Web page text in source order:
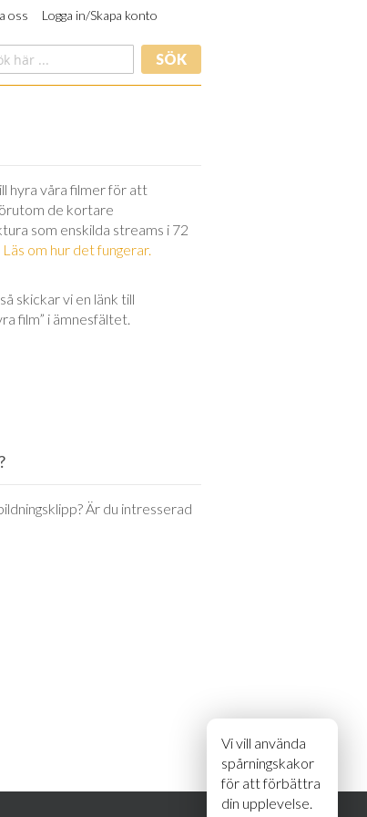
Vi vill använda
spårningskakor
för att förbättra
din upplevelse.
oss Logga in/Skapa konto
SÖK
hyra våra filmer för att
de kortare
som enskilda streams i 72
Läs om hur det fungerar.
så skickar vi en länk till
film” i ämnesfältet.
Är du intresserad